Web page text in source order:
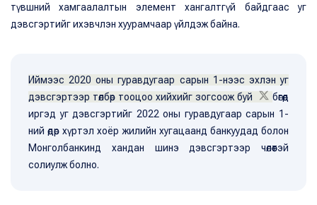
түвшний хамгаалалтын элемент хангалтгүй байдгаас уг
дэвсгэртийг ихэвчлэн хуурамчаар үйлдэж байна.
Иймээс 2020 оны гуравдугаар сарын 1-нээс эхлэн уг
дэвсгэртээр төлбөр тооцоо хийхийг зогсоож буй
бөгөөд
иргэд уг дэвсгэртийг 2022 оны гуравдугаар сарын 1-
ний өдөр хүртэл хоёр жилийн хугацаанд банкуудад болон
Монголбанкинд хандан шинэ дэвсгэртээр чөлөөтэй
солиулж болно.